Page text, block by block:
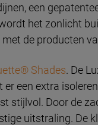
een
het zonlicht
de producten
Shades. De
een extra
stijlvol. Door de
uitstraling. De